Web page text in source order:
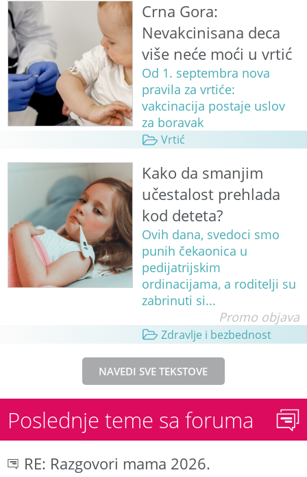
Crna Gora:
Nevakcinisana deca
više neće moći u vrtić
Od 1. septembra nova
pravila za vrtiće:
vakcinacija postaje uslov
za boravak
Vrtić
Kako da smanjim
učestalost prehlada
kod deteta?
Ovih dana, svedoci smo
punih čekaonica u
pedijatrijskim
ordinacijama, a roditelji su
zabrinuti si...
Promo objava
Zdravlje i bezbednost
NAVEDI SVE TEKSTOVE
Poslednje teme sa foruma
RE: Razgovori mama 2026.